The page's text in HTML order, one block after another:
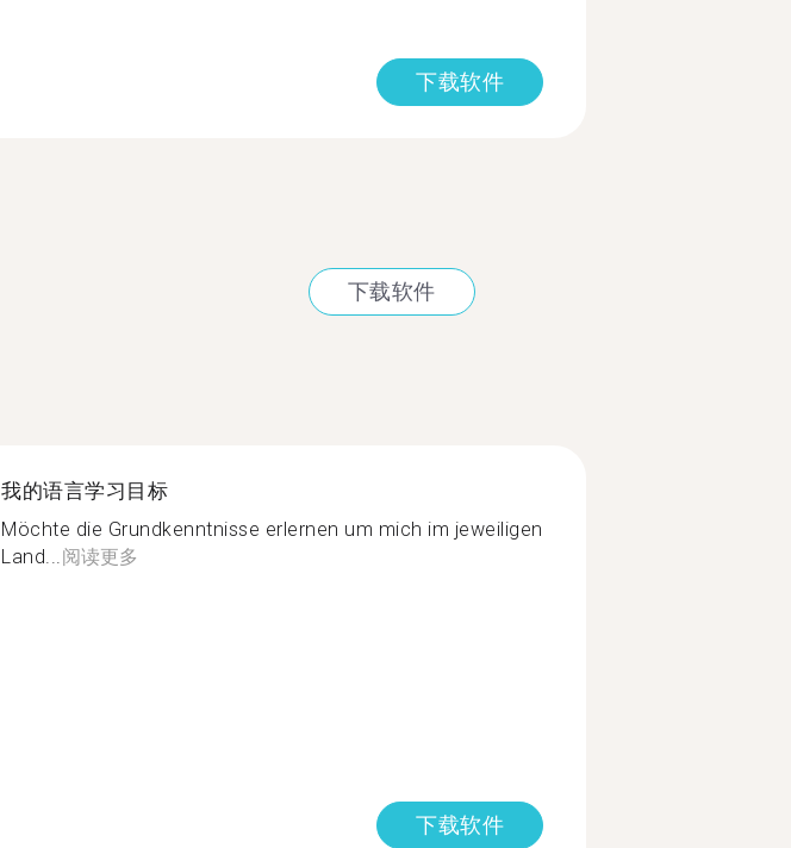
下载软件
下载软件
我的语言学习目标
Möchte die Grundkenntnisse erlernen um mich im jeweiligen
Land... 阅读更多
下载软件